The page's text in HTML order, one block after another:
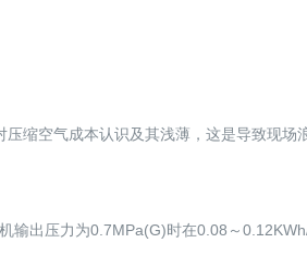
缩空气成本认识及其浅薄，这是导致现场
出压力为0.7MPa(G)时在0.08～